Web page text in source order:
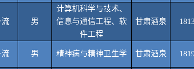
流 男
计算机科学与技术、
信息与通信工程、软
件工程
甘肃酒泉
男 精神病与精神卫生学 甘肃酒泉